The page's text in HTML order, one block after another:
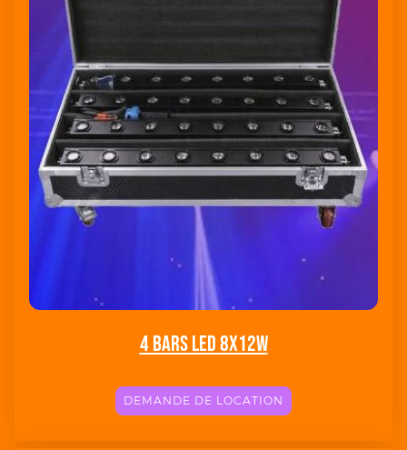
4 Bars led 8x12w
DEMANDE DE LOCATION